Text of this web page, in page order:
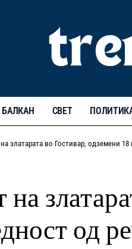
БАЛКАН СВЕТ
златарата во Гостивар, одземени
од